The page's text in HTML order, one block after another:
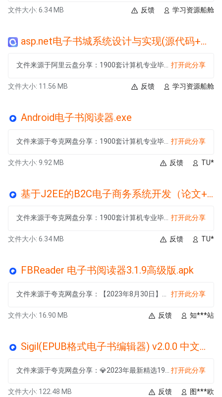
文件大小: 6.34 MB 学习资源船舱
反馈
asp.net电子书城系统设计与实现(源代码+论文).exe
打开此分享
文件大小: 11.56 MB 学习资源船舱
反馈
Android电子书阅读器.exe
打开此分享
文件大小: 9.92 MB TU*
反馈
基于J2EE的B2C电子商务系统开发（论文+系统+开题报告+文献综述+任务书+答辩PPT+中期报表+外文文献+说明书）.exe
打开此分享
文件大小: 6.34 MB TU*
反馈
FBReader 电子书阅读器3.1.9高级版.apk
打开此分享
文件大小: 16.90 MB 知***站
反馈
Sigil(EPUB格式电子书编辑器) v2.0.0 中文版.exe
打开此分享
文件大小: 122.48 MB 图***欧
反馈